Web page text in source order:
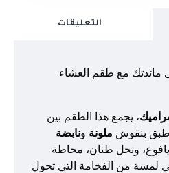
التعليقات
مائدتك مع طقم العشاء
، يجمع هذا الطقم بين
طبق بنقوش ملونة ونابضة
ونحل طنان، محاطة
لمسة من الفخامة التي تحول